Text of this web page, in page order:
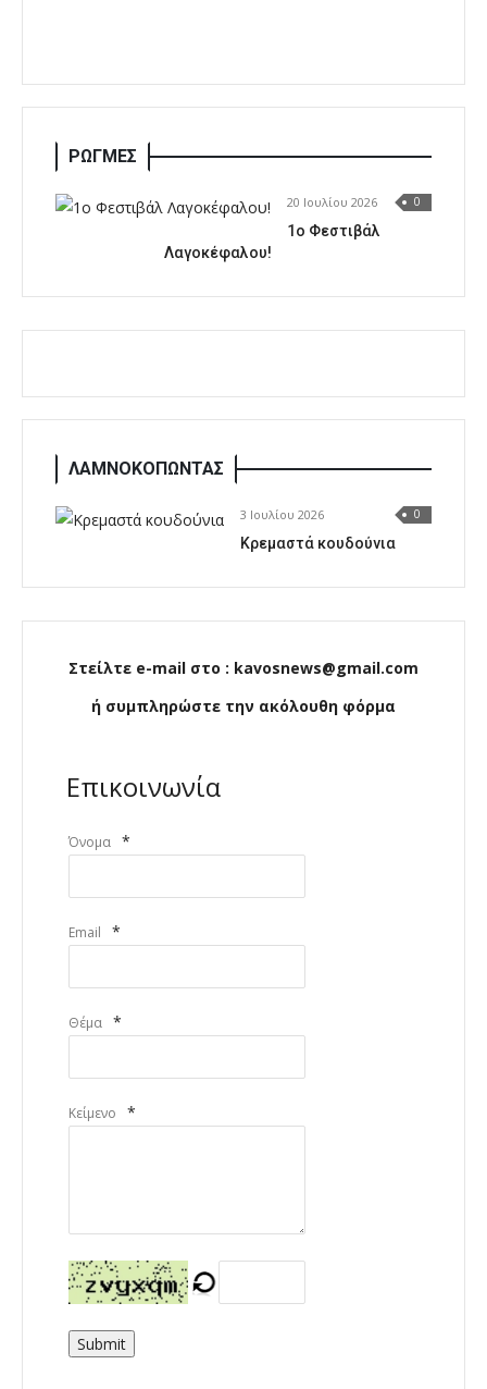
ΡΩΓΜΕΣ
20 Ιουλίου 2026 0
1o Φεστιβάλ
Λαγοκέφαλου!
ΛΑΜΝΟΚΟΠΩΝΤΑΣ
3 Ιουλίου 2026 0
Κρεμαστά κουδούνια
Στείλτε e-mail στο : kavosnews@gmail.com
ή συμπληρώστε την ακόλουθη φόρμα
Επικοινωνία
Όνομα *
Email *
Θέμα *
Κείμενο *
Submit